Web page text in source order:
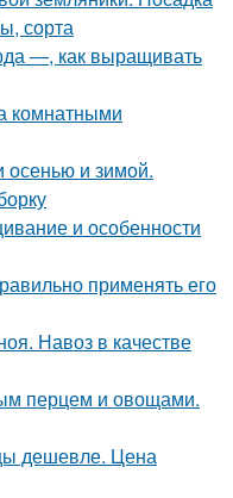
сорта
—, как выращивать
комнатными
осенью и зимой.
и особенности
применять его
Навоз в качестве
перцем и овощами.
дешевле. Цена